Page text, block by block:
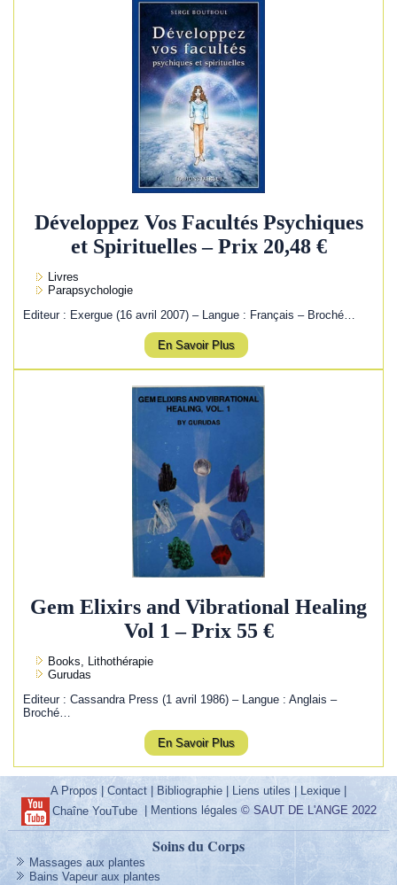
Développez Vos Facultés Psychiques
et Spirituelles – Prix 20,48 €
Livres
Parapsychologie
Editeur : Exergue (16 avril 2007) – Langue : Français – Broché…
En Savoir Plus
Gem Elixirs and Vibrational Healing
Vol 1 – Prix 55 €
Books, Lithothérapie
Gurudas
Editeur : Cassandra Press (1 avril 1986) – Langue : Anglais –
Broché…
En Savoir Plus
A Propos |Contact | Bibliographie | Liens utiles| Lexique |
Chaîne YouTube| Mentions légales © SAUT DE L'ANGE 2022
Soins du Corps
Massages aux plantes
Bains Vapeur aux plantes